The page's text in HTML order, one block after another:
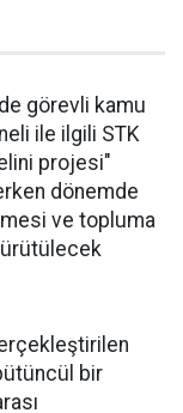
görevli kamu
ile ilgili STK
projesi"
dönemde
ve topluma
bir